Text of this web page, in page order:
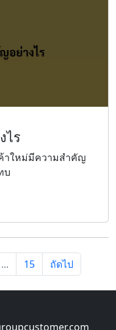
ไร
าใหม่มีความสำคัญ
บ
... 15 ถัดไป